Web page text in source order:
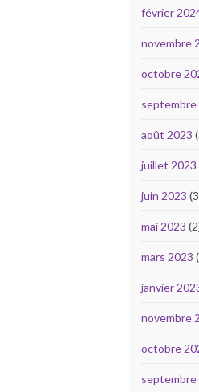
février
novembre
octobre
septembre
août 2023
juillet 2023
juin 2023
mai 2023
mars 2023
janvier
novembre
octobre
septembre